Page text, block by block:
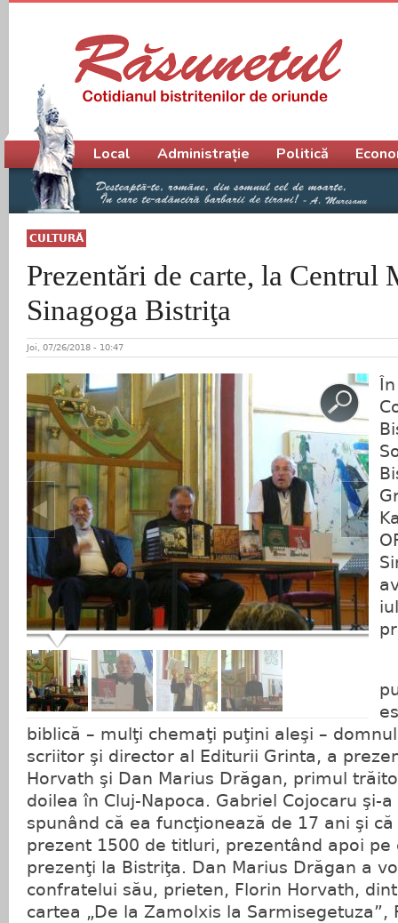
CULTURĂ
Prezentări de carte, la
Sinagoga Bistriţa
Joi, 07/26/2018 - 10:47
biblică – mulţi chemaţi puţini aleşi –
scriitor şi director al Editurii Grinta, a
Horvath şi Dan Marius Drăgan, primul
doilea în Cluj-Napoca. Gabriel Cojocaru şi-
spunând că ea funcţionează de 17 ani şi
prezent 1500 de titluri, prezentând apoi pe
prezenţi la Bistriţa. Dan Marius Drăgan a
confratelui său, prieten, Florin Horvath,
cartea „De la Zamolxis la Sarmisegetuza”,
Meniu principal
Local Administrație Politică